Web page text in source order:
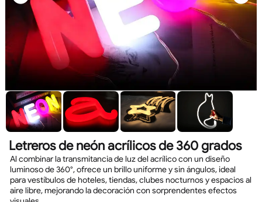
Letreros de neón acrílicos de 360 grados
Al combinar la transmitancia de luz del acrílico con un diseño
luminoso de 360°, ofrece un brillo uniforme y sin ángulos, ideal
para vestíbulos de hoteles, tiendas, clubes nocturnos y espacios al
aire libre, mejorando la decoración con sorprendentes efectos